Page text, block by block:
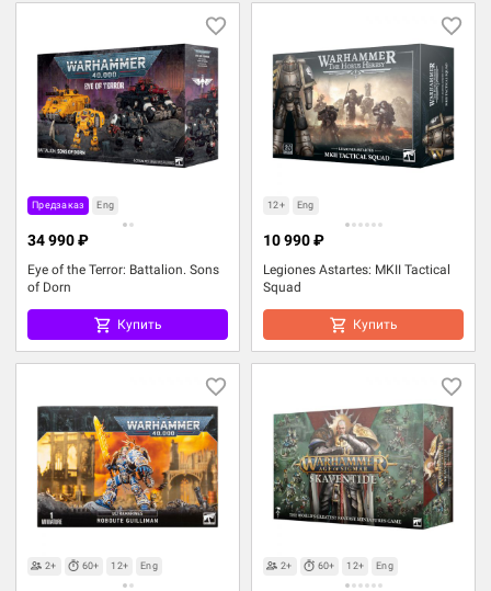
Предзаказ Eng
Eye of the Terror: Battalion. Sons
of Dorn
34 990 ₽
Купить
12+ Eng
Legiones Astartes: MKII Tactical
Squad
10 990 ₽
Купить
2+ 60+ 12+ Eng 2+ 60+ 12+ Eng